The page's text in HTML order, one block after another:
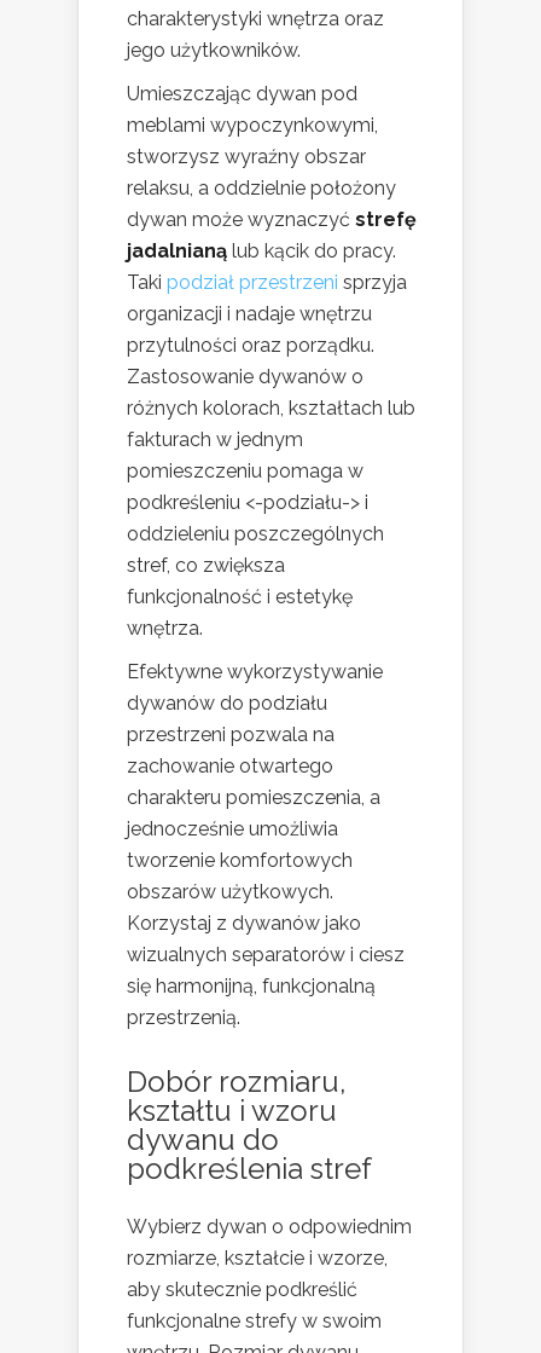
charakterystyki wnętrza oraz
jego użytkowników.
Umieszczając dywan pod
meblami wypoczynkowymi,
stworzysz wyraźny obszar
relaksu, a oddzielnie położony
dywan może wyznaczyć strefę
jadalnianą lub kącik do pracy.
Taki podział przestrzeni sprzyja
organizacji i nadaje wnętrzu
przytulności oraz porządku.
Zastosowanie dywanów o
różnych kolorach, kształtach lub
fakturach w jednym
pomieszczeniu pomaga w
podkreśleniu <-podziału-> i
oddzieleniu poszczególnych
stref, co zwiększa
funkcjonalność i estetykę
wnętrza.
Efektywne wykorzystywanie
dywanów do podziału
przestrzeni pozwala na
zachowanie otwartego
charakteru pomieszczenia, a
jednocześnie umożliwia
tworzenie komfortowych
obszarów użytkowych.
Korzystaj z dywanów jako
wizualnych separatorów i ciesz
się harmonijną, funkcjonalną
przestrzenią.
Dobór rozmiaru,
kształtu i wzoru
dywanu do
podkreślenia stref
Wybierz dywan o odpowiednim
rozmiarze, kształcie i wzorze,
aby skutecznie podkreślić
funkcjonalne strefy w swoim